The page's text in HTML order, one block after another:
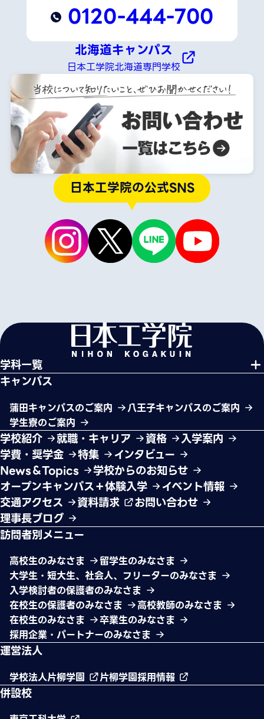
0120-444-700
北海道キャンパス
日本工学院北海道専門学校
日本工学院の公式SNS
学科一覧
キャンパス
蒲田キャンパスのご案内
八王子キャンパスのご案内
学生寮のご案内
学校紹介 就職・キャリア 資格
入学案内
学費・奨学金
特集
インタビュー
News＆Topics
学校からのお知らせ
オープンキャンパス＋体験入学
イベント情報
交通アクセス
資料請求
お問い合わせ
理事長ブログ
訪問者別メニュー
高校生のみなさま
留学生のみなさま
大学生・短大生、社会人、フリーターのみなさま
入学検討者の保護者のみなさま
在校生の保護者のみなさま
高校教師のみなさま
在校生のみなさま
卒業生のみなさま
採用企業・パートナーのみなさま
運営法人
学校法人片柳学園 片柳学園採用情報
併設校